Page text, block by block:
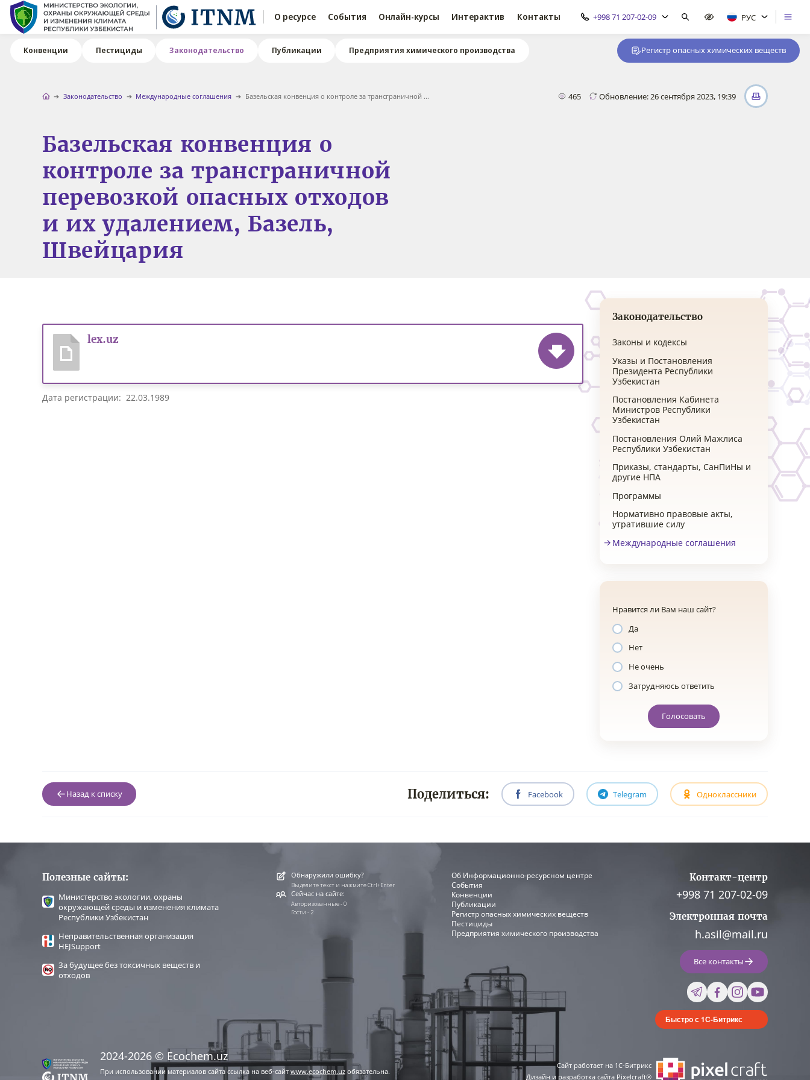
О ресурсе События Онлайн-курсы Интерактив Контакты +998 71 207-02-09 РУС
Конвенции Пестициды Законодательство Публикации Предприятия химического производства Регистр опасных химических веществ
Законодательство Международные соглашения Базельская конвенция о контроле за трансграничной ... 465 Обновление: 26 сентября 2023, 19:39
Базельская конвенция о
контроле за трансграничной
перевозкой опасных отходов
и их удалением, Базель,
Швейцария
lex.uz
Дата регистрации: 22.03.1989
Законодательство
Законы и кодексы
Указы и Постановления
Президента Республики
Узбекистан
Постановления Кабинета
Министров Республики
Узбекистан
Постановления Олий Мажлиса
Республики Узбекистан
Приказы, стандарты, СанПиНы и
другие НПА
Программы
Нормативно правовые акты,
утратившие силу
Международные соглашения
Нравится ли Вам наш сайт?
Да
Нет
Не очень
Затрудняюсь ответить
Голосовать
Назад к списку Поделиться: Facebook Telegram Одноклассники
Полезные сайты:
Министерство экологии, охраны
окружающей среды и изменения климата
Республики Узбекистан
Неправительственная организация
HEJSupport
За будущее без токсичных веществ и
отходов
Обнаружили ошибку?
Выделите текст и нажмите Ctrl+Enter
Сейчас на сайте:
Авторизованные - 0
Гости - 2
Об Информационно-ресурсном центре
События
Конвенции
Публикации
Регистр опасных химических веществ
Пестициды
Предприятия химического производства
Контакт-центр
+998 71 207-02-09
Электронная почта
h.asil@mail.ru
Все контакты
Быстро с 1С-Битрикс
2024-2026 © Ecochem.uz
При использовании материалов сайта ссылка на веб-сайт www.ecochem.uzобязательна.
Сайт работает на 1C-Битрикс
Дизайн и разработка сайта Pixelcraft®